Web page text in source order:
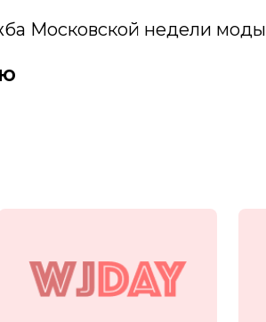
Московской недели моды